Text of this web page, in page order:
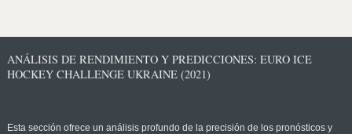
ANÁLISIS DE RENDIMIENTO Y PREDICCIONES: EURO ICE
HOCKEY CHALLENGE UKRAINE (2021)
Esta sección ofrece un análisis profundo de la precisión de los pronósticos y